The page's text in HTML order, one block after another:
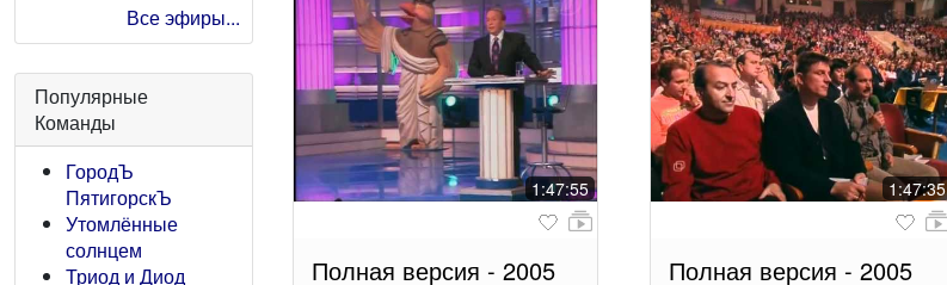
Все эфиры...
Популярные
Команды
ГородЪ
ПятигорскЪ
Утомлённые
солнцем
Триод и Диод
1:47:55
Полная версия - 2005
1:47:35
Полная версия - 2005